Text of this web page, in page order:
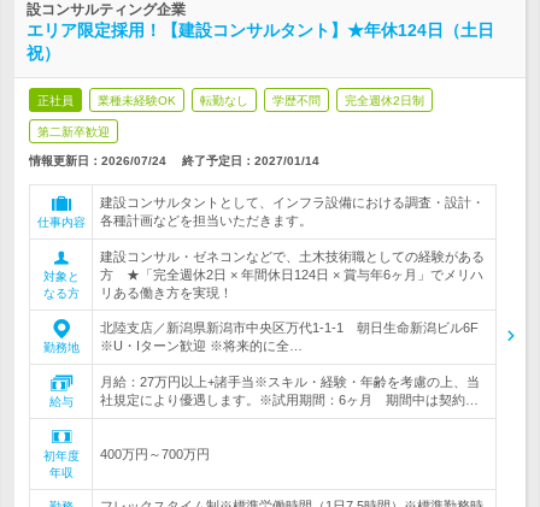
設コンサルティング企業
エリア限定採用！【建設コンサルタント】★年休124日（土日
祝）
正社員 業種未経験OK 転勤なし 学歴不問 完全週休2日制
第二新卒歓迎
情報更新日：2026/07/24 終了予定日： 2027/01/14
仕事内容
建設コンサルタントとして、インフラ設備における調査・設計・
各種計画などを担当いただきます。
対象と
なる方
建設コンサル・ゼネコンなどで、土木技術職としての経験がある
方 ★「完全週休2日 × 年間休日124日 × 賞与年6ヶ月」でメリハ
リある働き方を実現！
勤務地
北陸支店／新潟県新潟市中央区万代1-1-1 朝日生命新潟ビル6F
※U・Iターン歓迎 ※将来的に全…
給与
月給：27万円以上+諸手当※スキル・経験・年齢を考慮の上、当
社規定により優遇します。※試用期間：6ヶ月 期間中は契約…
初年度
年収
400万円～700万円